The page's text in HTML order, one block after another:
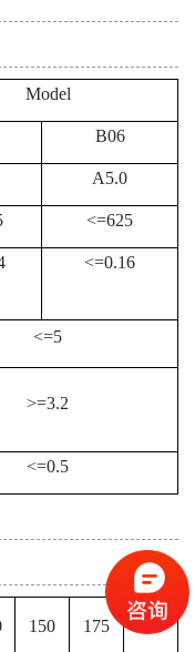
Model
B06
A5.0
<=625
<=0.16
<=5
>=3.2
<=0.5
150 175 200